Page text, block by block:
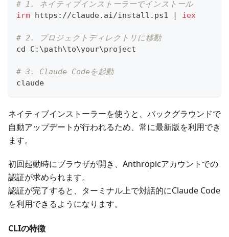
# 1. ネイティブインストーラーでインストール
irm https: //claude. ai/install . ps1 | iex
# 2. プロジェクトディレクトリに移動
cd C:\path\to\your\project
# 3. Claude Codeを起動
claude
ネイティブインストーラーを使うと、バックグラウンドで
自動アップデートが行われるため、常に最新版を利用でき
ます。
初回起動時にブラウザが開き、Anthropicアカウントでの
認証が求められます。
認証が完了すると、ターミナル上で対話的にClaude Code
を利用できるようになります。
CLIの特徴